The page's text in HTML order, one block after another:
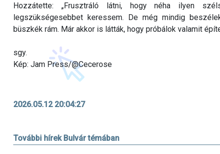
Hozzátette: „Frusztráló látni, hogy néha ilyen
legszükségesebbet keressem. De még mindig
büszkék rám. Már akkor is látták, hogy próbálok valamit
sgy.
Kép: Jam Press/@Cecerose
2026.05.12 20:04:27
További hírek Bulvár témában